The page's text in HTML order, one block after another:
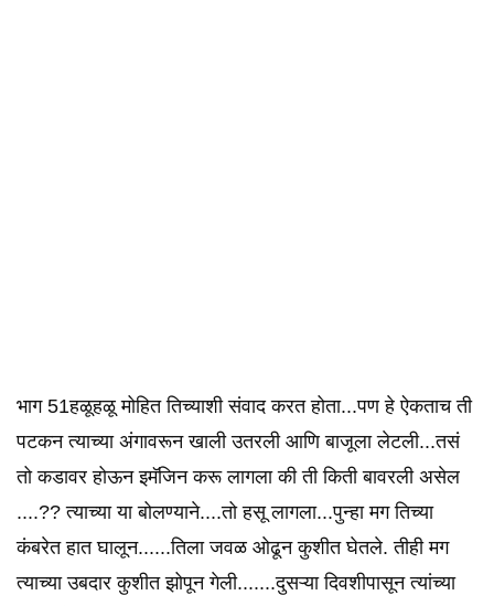
भाग 51हळूहळू मोहित तिच्याशी संवाद करत होता...पण हे ऐकताच ती
पटकन त्याच्या अंगावरून खाली उतरली आणि बाजूला लेटली...तसं
तो कडावर होऊन इमॅजिन करू लागला की ती किती बावरली असेल
....?? त्याच्या या बोलण्याने....तो हसू लागला...पुन्हा मग तिच्या
कंबरेत हात घालून......तिला जवळ ओढून कुशीत घेतले. तीही मग
त्याच्या उबदार कुशीत झोपून गेली.......दुसऱ्या दिवशीपासून त्यांच्या